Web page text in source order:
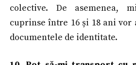
colective. De asemenea,
cuprinse între 16 și 18 ani vor
documentele de identitate.